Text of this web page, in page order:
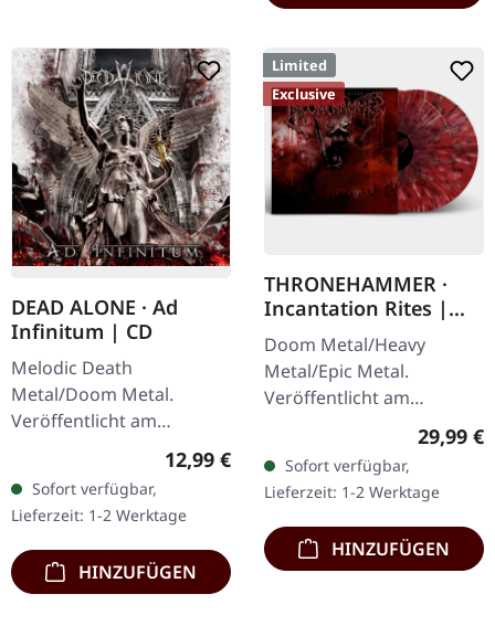
DEAD ALONE · Ad
Infinitum | CD
Melodic Death
Metal/Doom Metal.
Veröffentlicht am
28.09.2012, auf Supreme
Chaos Records. CD im
Jewelcase. Dead Alone
liefern mit "Ad Infinitum"
ein…
Regulärer Preis:
12,99 €
Sofort verfügbar,
Lieferzeit: 1-2 Werktage
HINZUFÜGEN
Limited
Exclusive
THRONEHAMMER ·
Incantation Rites |
SPLATTER 2LP
Doom Metal/Heavy
Metal/Epic Metal.
Veröffentlicht am
21.10.2022, auf Supreme
Chaos Records. SCR-
exklusives Transparent
Rot/Schwarz/Weiß…
29,99 €
Sofort verfügbar,
Lieferzeit: 1-2 Werktage
HINZUFÜGEN